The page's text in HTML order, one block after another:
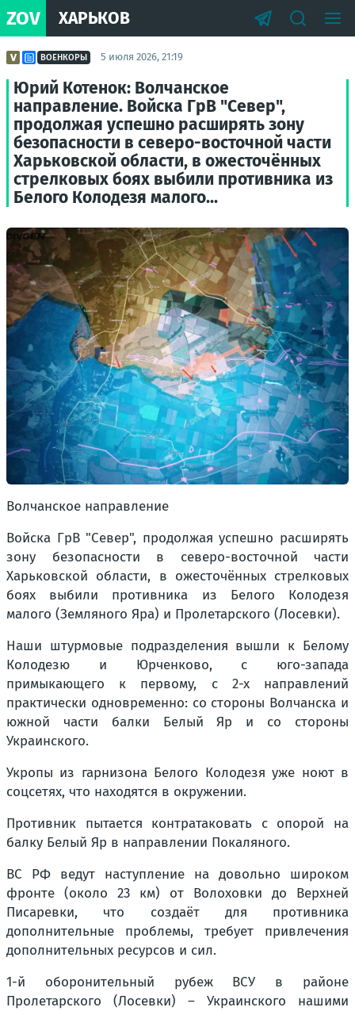
ZOV ХАРЬКОВ
ВОЕНКОРЫ 5 июля 2026, 21:19
Юрий Котенок: Волчанское
направление. Войска ГрВ "Север",
продолжая успешно расширять зону
безопасности в северо-восточной части
Харьковской области, в ожесточённых
стрелковых боях выбили противника из
Белого Колодезя малого...
Волчанское направление
Войска ГрВ "Север", продолжая успешно расширять
зону безопасности в северо-восточной части
Харьковской области, в ожесточённых стрелковых
боях выбили противника из Белого Колодезя
малого (Земляного Яра) и Пролетарского (Лосевки).
Наши штурмовые подразделения вышли к Белому
Колодезю и Юрченково, с юго-запада
примыкающего к первому, с 2-х направлений
практически одновременно: со стороны Волчанска и
южной части балки Белый Яр и со стороны
Украинского.
Укропы из гарнизона Белого Колодезя уже ноют в
соцсетях, что находятся в окружении.
Противник пытается контратаковать с опорой на
балку Белый Яр в направлении Покаляного.
ВС РФ ведут наступление на довольно широком
фронте (около 23 км) от Волоховки до Верхней
Писаревки, что создаёт для противника
дополнительные проблемы, требует привлечения
дополнительных ресурсов и сил.
1-й оборонительный рубеж ВСУ в районе
Пролетарского (Лосевки) – Украинского нашими